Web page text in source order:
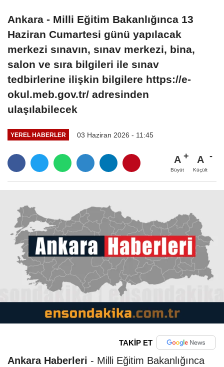
Ankara - Milli Eğitim Bakanlığınca 13
Haziran Cumartesi günü yapılacak
merkezi sınavın, sınav merkezi, bina,
salon ve sıra bilgileri ile sınav
tedbirlerine ilişkin bilgilere https://e-
okul.meb.gov.tr/ adresinden
ulaşılabilecek
YEREL HABERLER 03 Haziran 2026 - 11:45
A
Büyüt
A
Küçült
TAKİP ET
Ankara Haberleri - Milli Eğitim Bakanlığınca